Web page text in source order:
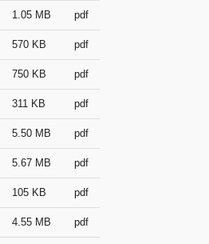
1.05 MB pdf
570 KB pdf
750 KB pdf
311 KB pdf
5.50 MB pdf
5.67 MB pdf
105 KB pdf
4.55 MB pdf